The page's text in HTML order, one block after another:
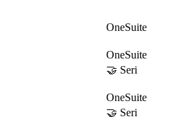
OneSuite
OneSuite
🤝 Seri
OneSuite
🤝 Seri